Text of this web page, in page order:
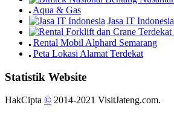
Aqua & Gas
Jasa IT Indonesia
Rental Mobil Alphard Semarang
Peta Lokasi Alamat Terdekat
Statistik Website
HakCipta © 2014-2021 VisitJateng.com.